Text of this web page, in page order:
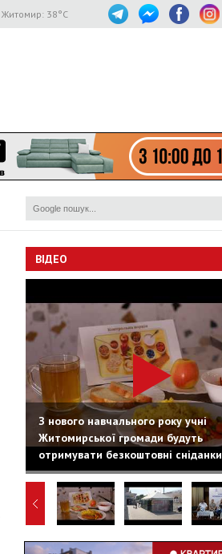
Житомир: 38°C
ВІДЕО
З нового навчального року учні
Житомирської громади будуть
отримувати безкоштовні сніданки